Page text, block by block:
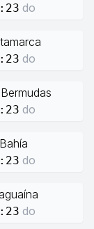
do
do
do
Bahía
do
do